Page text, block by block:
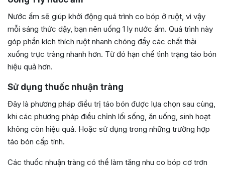
Nước ấm sẽ giúp khởi động quá trình co bóp ở ruột, vì vậy
mỗi sáng thức dậy, bạn nên uống 1 ly nước ấm. Quá trình này
góp phần kích thích ruột nhanh chóng đẩy các chất thải
xuống trực tràng nhanh hơn. Từ đó hạn chế tình trạng táo bón
hiệu quả hơn.
Sử dụng thuốc nhuận tràng
Đây là phương pháp điều trị táo bón được lựa chọn sau cùng,
khi các phương pháp điều chỉnh lối sống, ăn uống, sinh hoạt
không còn hiệu quả. Hoặc sử dụng trong những trường hợp
táo bón cấp tính.
Các thuốc nhuận tràng có thể làm tăng nhu co bóp cơ trơn